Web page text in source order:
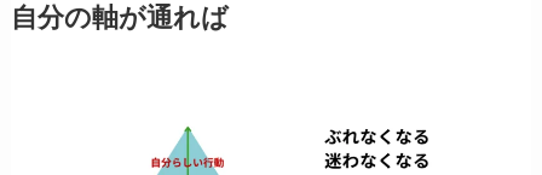
自分の軸が通れば